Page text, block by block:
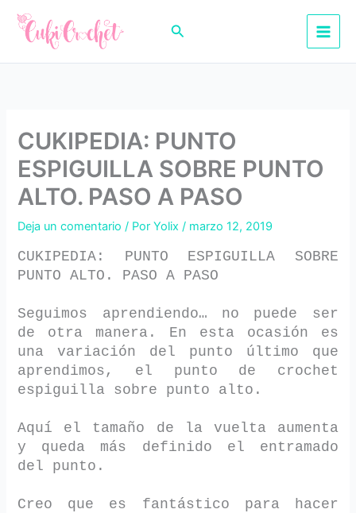
contenido
Buscar
CUKIPEDIA: PUNTO
ESPIGUILLA SOBRE PUNTO
ALTO. PASO A PASO
Deja un comentario / PorYolix/ marzo 12, 2019
CUKIPEDIA: PUNTO ESPIGUILLA SOBRE
PUNTO ALTO. PASO A PASO
Seguimos aprendiendo… no puede ser
de otra manera. En esta ocasión es
una variación del punto último que
aprendimos, el punto de crochet
espiguilla sobre punto alto.
Aquí el tamaño de la vuelta aumenta
y queda más definido el entramado
del punto.
Creo que es fantástico para hacer